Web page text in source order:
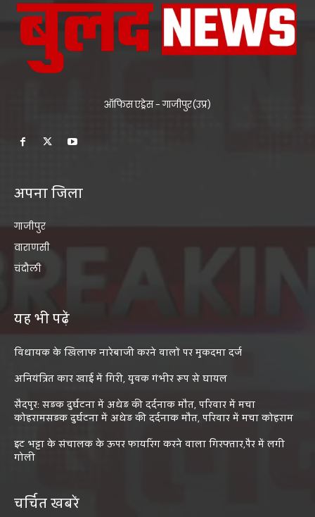
ऑफिस एड्रेस - गाजीपुर(उप्र)
अपना जिला
गाजीपुर
वाराणसी
चंदौली
यह भी पढ़ें
विधायक के खिलाफ नारेबाजी करने वालों पर मुकदमा दर्ज
अनियंत्रित कार खाई में गिरी, युवक गंभीर रूप से घायल
सैदपुर: सड़क दुर्घटना में अधेड़ की दर्दनाक मौत, परिवार में मचा
कोहरामसड़क दुर्घटना में अधेड़ की दर्दनाक मौत, परिवार में मचा कोहराम
इट भट्टा के संचालक के ऊपर फायरिंग करने वाला गिरफ्तार,पैर में लगी
गोली
चर्चित खबरें